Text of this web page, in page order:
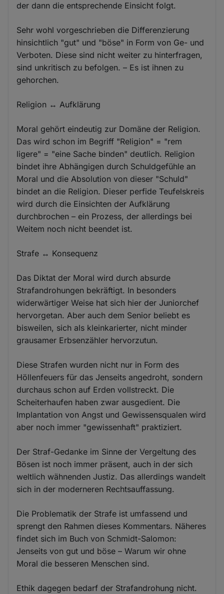
der dann die entsprechende Einsicht folgt.
Sehr wohl vorgeschrieben die Differenzierung
hinsichtlich "gut" und "böse" in Form von Ge- und
Verboten. Diese sind nicht weiter zu hinterfragen,
sind unkritisch zu befolgen. – Es ist ihnen zu
gehorchen.
Religion ↔ Aufklärung
Moral gehört eindeutig zur Domäne der Religion.
Das wird schon im Begriff "Religion" = "rem
ligere" = "eine Sache binden" deutlich. Religion
bindet ihre Abhängigen durch Schuldgefühle an
Moral und die Absolution von dieser "Schuld"
bindet an die Religion. Dieser perfide Teufelskreis
wird durch die Einsichten der Aufklärung
durchbrochen – ein Prozess, der allerdings bei
Weitem noch nicht beendet ist.
Strafe ↔ Konsequenz
Das Diktat der Moral wird durch absurde
Strafandrohungen bekräftigt. In besonders
widerwärtiger Weise hat sich hier der Juniorchef
hervorgetan. Aber auch dem Senior beliebt es
bisweilen, sich als kleinkarierter, nicht minder
grausamer Erbsenzähler hervorzutun.
Diese Strafen wurden nicht nur in Form des
Höllenfeuers für das Jenseits angedroht, sondern
durchaus schon auf Erden vollstreckt. Die
Scheiterhaufen haben zwar ausgedient. Die
Implantation von Angst und Gewissensqualen wird
aber noch immer "gewissenhaft" praktiziert.
Der Straf-Gedanke im Sinne der Vergeltung des
Bösen ist noch immer präsent, auch in der sich
weltlich wähnenden Justiz. Das allerdings wandelt
sich in der moderneren Rechtsauffassung.
Die Problematik der Strafe ist umfassend und
sprengt den Rahmen dieses Kommentars. Näheres
findet sich im Buch von Schmidt-Salomon:
Jenseits von gut und böse – Warum wir ohne
Moral die besseren Menschen sind.
Ethik dagegen bedarf der Strafandrohung nicht.